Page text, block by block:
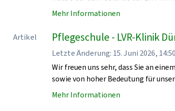
Mehr Informationen
Artikel Pflegeschule - LVR-Klinik
Letzte Änderung: 15. Juni 2026,
Wir freuen uns sehr, dass Sie an
sowie von hoher Bedeutung für
Mehr Informationen